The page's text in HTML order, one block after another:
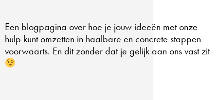
Een blogpagina over hoe je jouw ideeën met onze
hulp kunt omzetten in haalbare en concrete stappen
voorwaarts. En dit zonder dat je gelijk aan ons vast zit